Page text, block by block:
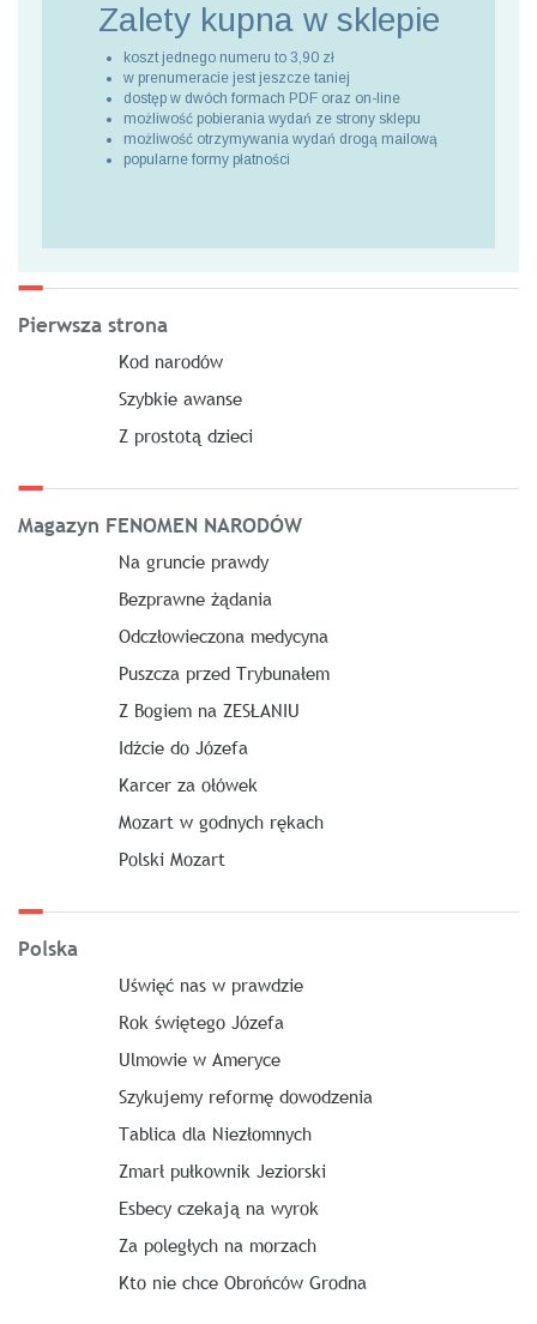
Zalety kupna w sklepie
koszt jednego numeru to 3,90 zł
w prenumeracie jest jeszcze taniej
dostęp w dwóch formach PDF oraz on-line
możliwość pobierania wydań ze strony sklepu
możliwość otrzymywania wydań drogą mailową
popularne formy płatności
Pierwsza strona
Kod narodów
Szybkie awanse
Z prostotą dzieci
Magazyn FENOMEN NARODÓW
Na gruncie prawdy
Bezprawne żądania
Odczłowieczona medycyna
Puszcza przed Trybunałem
Z Bogiem na ZESŁANIU
Idźcie do Józefa
Karcer za ołówek
Mozart w godnych rękach
Polski Mozart
Polska
Uświęć nas w prawdzie
Rok świętego Józefa
Ulmowie w Ameryce
Szykujemy reformę dowodzenia
Tablica dla Niezłomnych
Zmarł pułkownik Jeziorski
Esbecy czekają na wyrok
Za poległych na morzach
Kto nie chce Obrońców Grodna